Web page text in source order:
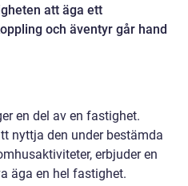
att äga ett
och äventyr går hand
en del av en fastighet.
nyttja den under bestämda
erbjuder en
äga en hel fastighet.